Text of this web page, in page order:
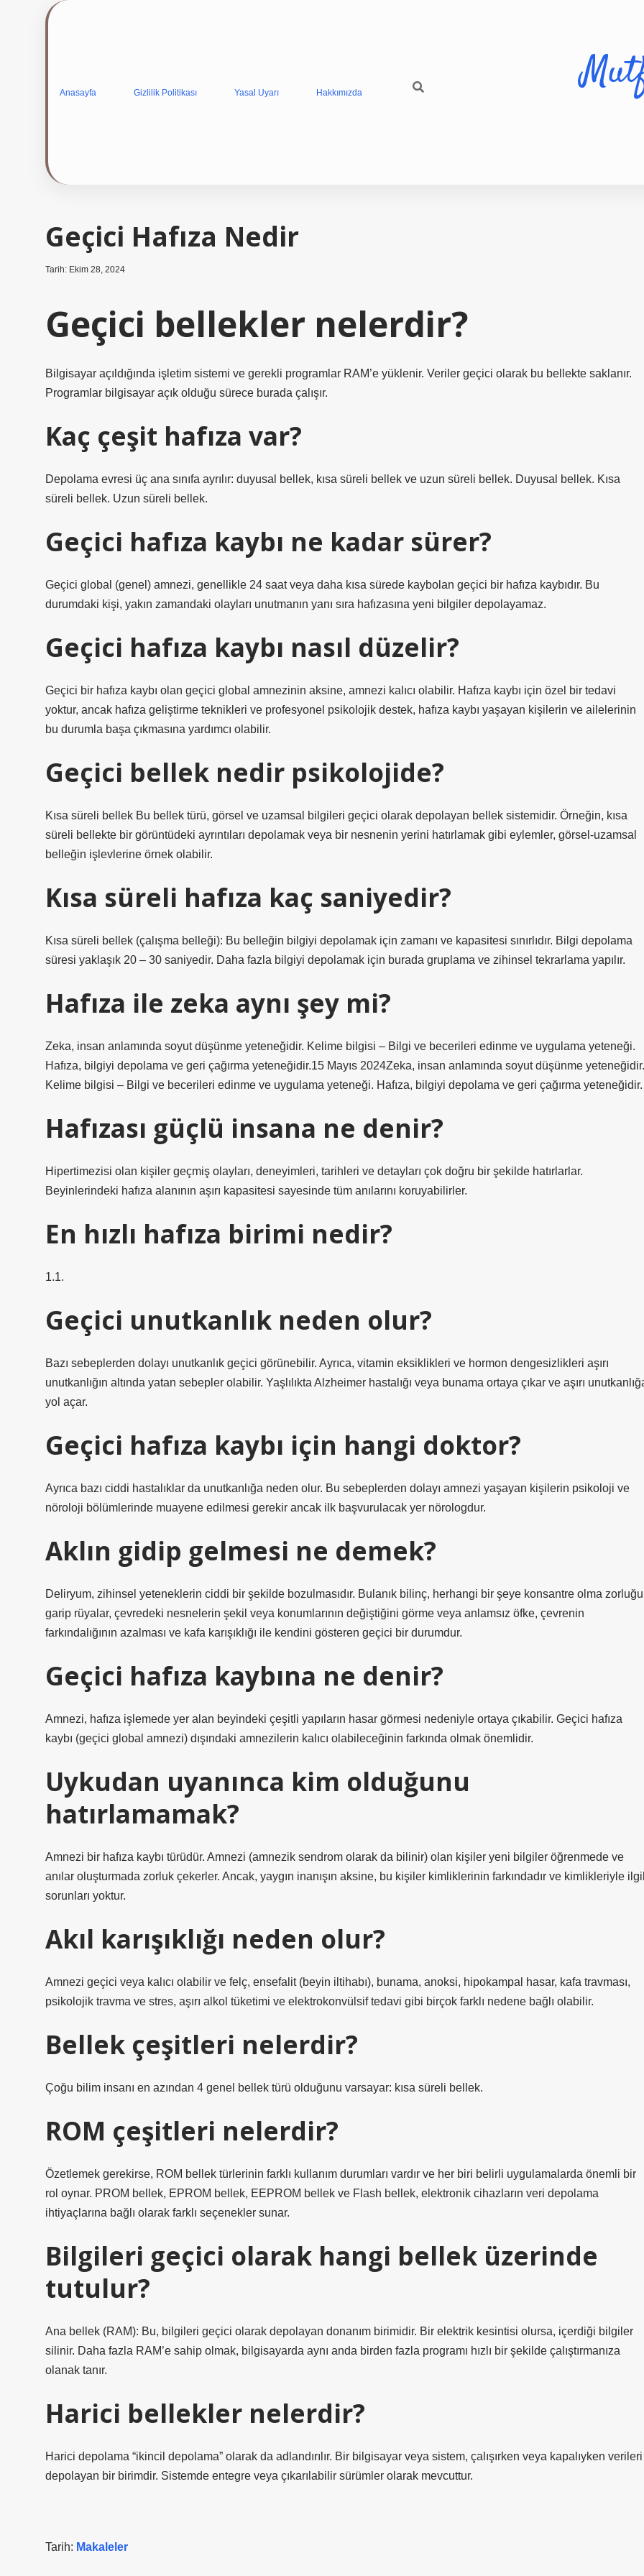
Anasayfa Gizlilik Politikası Yasal Uyarı Hakkımızda
Geçici Hafıza Nedir
Tarih: Ekim 28, 2024
Geçici bellekler nelerdir?
Bilgisayar açıldığında işletim sistemi ve gerekli programlar RAM’e yüklenir. Veriler geçici olarak bu bellekte saklanır.
Programlar bilgisayar açık olduğu sürece burada çalışır.
Kaç çeşit hafıza var?
Depolama evresi üç ana sınıfa ayrılır: duyusal bellek, kısa süreli bellek ve uzun süreli bellek. Duyusal bellek. Kısa
süreli bellek. Uzun süreli bellek.
Geçici hafıza kaybı ne kadar sürer?
Geçici global (genel) amnezi, genellikle 24 saat veya daha kısa sürede kaybolan geçici bir hafıza kaybıdır. Bu
durumdaki kişi, yakın zamandaki olayları unutmanın yanı sıra hafızasına yeni bilgiler depolayamaz.
Geçici hafıza kaybı nasıl düzelir?
Geçici bir hafıza kaybı olan geçici global amnezinin aksine, amnezi kalıcı olabilir. Hafıza kaybı için özel bir tedavi
yoktur, ancak hafıza geliştirme teknikleri ve profesyonel psikolojik destek, hafıza kaybı yaşayan kişilerin ve ailelerinin
bu durumla başa çıkmasına yardımcı olabilir.
Geçici bellek nedir psikolojide?
Kısa süreli bellek Bu bellek türü, görsel ve uzamsal bilgileri geçici olarak depolayan bellek sistemidir. Örneğin, kısa
süreli bellekte bir görüntüdeki ayrıntıları depolamak veya bir nesnenin yerini hatırlamak gibi eylemler, görsel-uzamsal
belleğin işlevlerine örnek olabilir.
Kısa süreli hafıza kaç saniyedir?
Kısa süreli bellek (çalışma belleği): Bu belleğin bilgiyi depolamak için zamanı ve kapasitesi sınırlıdır. Bilgi depolama
süresi yaklaşık 20 – 30 saniyedir. Daha fazla bilgiyi depolamak için burada gruplama ve zihinsel tekrarlama yapılır.
Hafıza ile zeka aynı şey mi?
Zeka, insan anlamında soyut düşünme yeteneğidir. Kelime bilgisi – Bilgi ve becerileri edinme ve uygulama yeteneği.
Hafıza, bilgiyi depolama ve geri çağırma yeteneğidir.15 Mayıs 2024Zeka, insan anlamında soyut düşünme yeteneğidir.
Kelime bilgisi – Bilgi ve becerileri edinme ve uygulama yeteneği. Hafıza, bilgiyi depolama ve geri çağırma yeteneğidir.
Hafızası güçlü insana ne denir?
Hipertimezisi olan kişiler geçmiş olayları, deneyimleri, tarihleri ​​ve detayları çok doğru bir şekilde hatırlarlar.
Beyinlerindeki hafıza alanının aşırı kapasitesi sayesinde tüm anılarını koruyabilirler.
En hızlı hafıza birimi nedir?
1.1.
Geçici unutkanlık neden olur?
Bazı sebeplerden dolayı unutkanlık geçici görünebilir. Ayrıca, vitamin eksiklikleri ve hormon dengesizlikleri aşırı
unutkanlığın altında yatan sebepler olabilir. Yaşlılıkta Alzheimer hastalığı veya bunama ortaya çıkar ve aşırı
yol açar.
Geçici hafıza kaybı için hangi doktor?
Ayrıca bazı ciddi hastalıklar da unutkanlığa neden olur. Bu sebeplerden dolayı amnezi yaşayan kişilerin psikoloji ve
nöroloji bölümlerinde muayene edilmesi gerekir ancak ilk başvurulacak yer nörologdur.
Aklın gidip gelmesi ne demek?
Deliryum, zihinsel yeteneklerin ciddi bir şekilde bozulmasıdır. Bulanık bilinç, herhangi bir şeye konsantre olma
garip rüyalar, çevredeki nesnelerin şekil veya konumlarının değiştiğini görme veya anlamsız öfke, çevrenin
farkındalığının azalması ve kafa karışıklığı ile kendini gösteren geçici bir durumdur.
Geçici hafıza kaybına ne denir?
Amnezi, hafıza işlemede yer alan beyindeki çeşitli yapıların hasar görmesi nedeniyle ortaya çıkabilir. Geçici hafıza
kaybı (geçici global amnezi) dışındaki amnezilerin kalıcı olabileceğinin farkında olmak önemlidir.
Uykudan uyanınca kim olduğunu
hatırlamamak?
Amnezi bir hafıza kaybı türüdür. Amnezi (amnezik sendrom olarak da bilinir) olan kişiler yeni bilgiler öğrenmede ve
anılar oluşturmada zorluk çekerler. Ancak, yaygın inanışın aksine, bu kişiler kimliklerinin farkındadır ve kimlikleriyle
sorunları yoktur.
Akıl karışıklığı neden olur?
Amnezi geçici veya kalıcı olabilir ve felç, ensefalit (beyin iltihabı), bunama, anoksi, hipokampal hasar, kafa travması,
psikolojik travma ve stres, aşırı alkol tüketimi ve elektrokonvülsif tedavi gibi birçok farklı nedene bağlı olabilir.
Bellek çeşitleri nelerdir?
Çoğu bilim insanı en azından 4 genel bellek türü olduğunu varsayar: kısa süreli bellek.
ROM çeşitleri nelerdir?
Özetlemek gerekirse, ROM bellek türlerinin farklı kullanım durumları vardır ve her biri belirli uygulamalarda önemli bir
rol oynar. PROM bellek, EPROM bellek, EEPROM bellek ve Flash bellek, elektronik cihazların veri depolama
ihtiyaçlarına bağlı olarak farklı seçenekler sunar.
Bilgileri geçici olarak hangi bellek üzerinde
tutulur?
Ana bellek (RAM): Bu, bilgileri geçici olarak depolayan donanım birimidir. Bir elektrik kesintisi olursa, içerdiği bilgiler
silinir. Daha fazla RAM’e sahip olmak, bilgisayarda aynı anda birden fazla programı hızlı bir şekilde çalıştırmanıza
olanak tanır.
Harici bellekler nelerdir?
Harici depolama “ikincil depolama” olarak da adlandırılır. Bir bilgisayar veya sistem, çalışırken veya kapalıyken verileri
depolayan bir birimdir. Sistemde entegre veya çıkarılabilir sürümler olarak mevcuttur.
Tarih: Makaleler